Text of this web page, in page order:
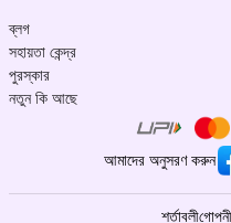
ব্লগ
সহায়তা কেন্দ্র
পুরস্কার
নতুন কি আছে
আমাদের অনুসরণ করুন
শর্তাবলী